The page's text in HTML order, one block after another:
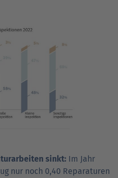
sinkt: Im Jahr
nur noch 0,40 Reparaturen